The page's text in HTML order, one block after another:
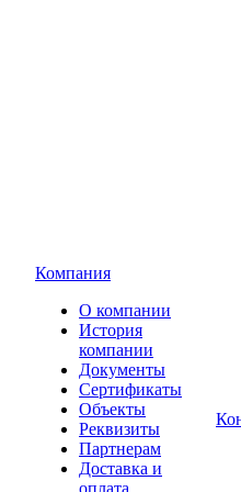
Компания
О компании
История
компании
Документы
Сертификаты
Объекты
Реквизиты
Партнерам
Доставка и
оплата